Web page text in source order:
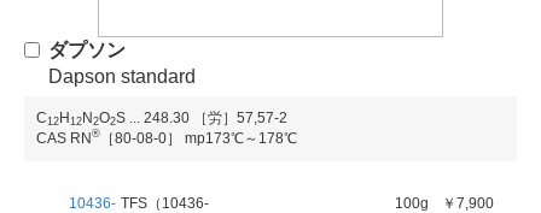
ダプソン
Dapson standard
C 1 2H 1 2N2O2S 248.30
［労］57,57-2
CAS RN® ［80-08-0］ mp173℃～178℃
10436- TFS（10436-
100g ￥7,900